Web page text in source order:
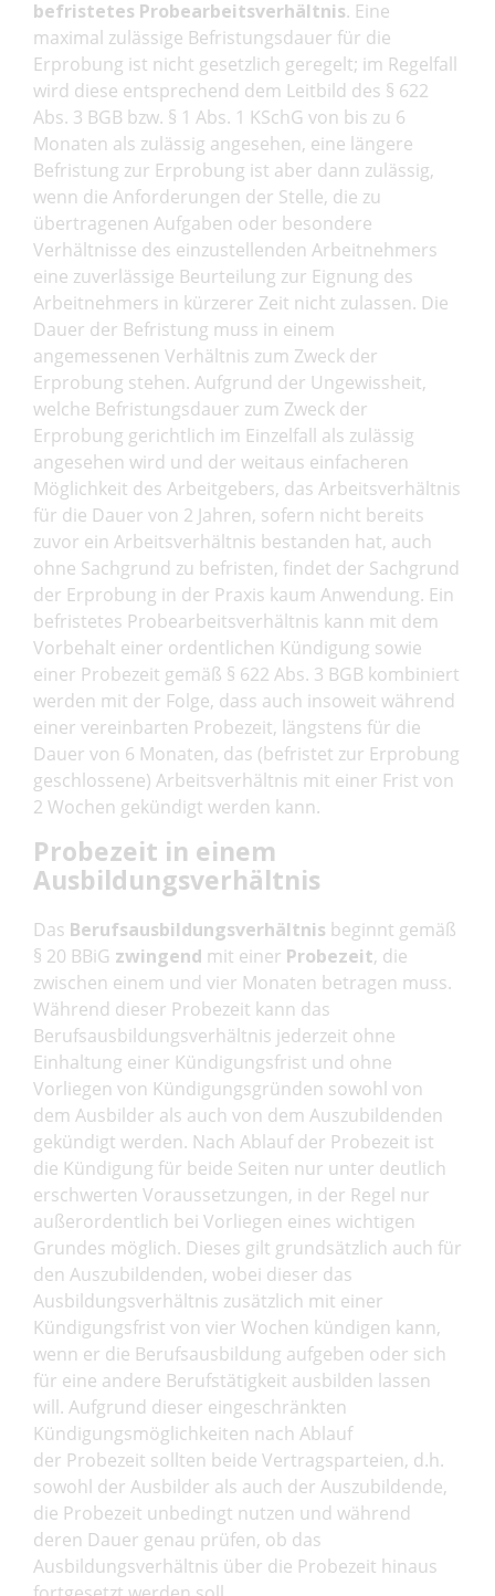
befristetes Probearbeitsverhältnis. Eine
maximal zulässige Befristungsdauer für die
Erprobung ist nicht gesetzlich geregelt; im Regelfall
wird diese entsprechend dem Leitbild des § 622
Abs. 3 BGB bzw. § 1 Abs. 1 KSchG von bis zu 6
Monaten als zulässig angesehen, eine längere
Befristung zur Erprobung ist aber dann zulässig,
wenn die Anforderungen der Stelle, die zu
übertragenen Aufgaben oder besondere
Verhältnisse des einzustellenden Arbeitnehmers
eine zuverlässige Beurteilung zur Eignung des
Arbeitnehmers in kürzerer Zeit nicht zulassen. Die
Dauer der Befristung muss in einem
angemessenen Verhältnis zum Zweck der
Erprobung stehen. Aufgrund der Ungewissheit,
welche Befristungsdauer zum Zweck der
Erprobung gerichtlich im Einzelfall als zulässig
angesehen wird und der weitaus einfacheren
Möglichkeit des Arbeitgebers, das Arbeitsverhältnis
für die Dauer von 2 Jahren, sofern nicht bereits
zuvor ein Arbeitsverhältnis bestanden hat, auch
ohne Sachgrund zu befristen, findet der Sachgrund
der Erprobung in der Praxis kaum Anwendung. Ein
befristetes Probearbeitsverhältnis kann mit dem
Vorbehalt einer ordentlichen Kündigung sowie
einer Probezeit gemäß § 622 Abs. 3 BGB kombiniert
werden mit der Folge, dass auch insoweit während
einer vereinbarten Probezeit, längstens für die
Dauer von 6 Monaten, das (befristet zur Erprobung
geschlossene) Arbeitsverhältnis mit einer Frist von
2 Wochen gekündigt werden kann.
Probezeit in einem
Ausbildungsverhältnis
Das Berufsausbildungsverhältnis beginnt gemäß
§ 20 BBiG zwingend mit einer Probezeit, die
zwischen einem und vier Monaten betragen muss.
Während dieser Probezeit kann das
Berufsausbildungsverhältnis jederzeit ohne
Einhaltung einer Kündigungsfrist und ohne
Vorliegen von Kündigungsgründen sowohl von
dem Ausbilder als auch von dem Auszubildenden
gekündigt werden. Nach Ablauf der Probezeit ist
die Kündigung für beide Seiten nur unter deutlich
erschwerten Voraussetzungen, in der Regel nur
außerordentlich bei Vorliegen eines wichtigen
Grundes möglich. Dieses gilt grundsätzlich auch für
den Auszubildenden, wobei dieser das
Ausbildungsverhältnis zusätzlich mit einer
Kündigungsfrist von vier Wochen kündigen kann,
wenn er die Berufsausbildung aufgeben oder sich
für eine andere Berufstätigkeit ausbilden lassen
will. Aufgrund dieser eingeschränkten
Kündigungsmöglichkeiten nach Ablauf
der Probezeit sollten beide Vertragsparteien, d.h.
sowohl der Ausbilder als auch der Auszubildende,
die Probezeit unbedingt nutzen und während
deren Dauer genau prüfen, ob das
Ausbildungsverhältnis über die Probezeit hinaus